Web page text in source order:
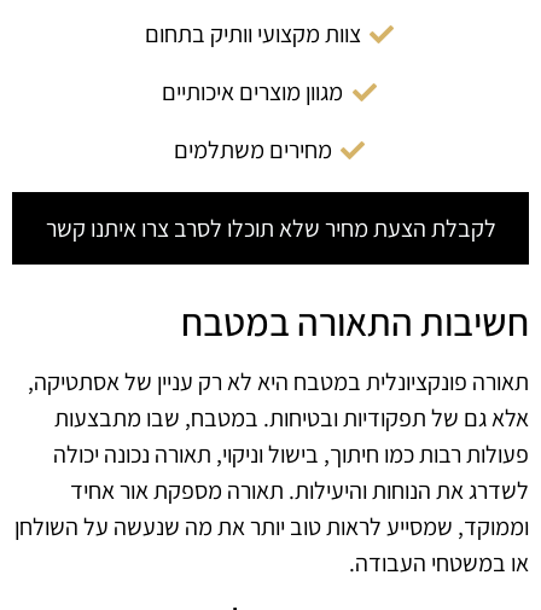
צוות מקצועי וותיק בתחום
מגוון מוצרים איכותיים
מחירים משתלמים
לקבלת הצעת מחיר שלא תוכלו לסרב צרו איתנו קשר
חשיבות התאורה במטבח
תאורה פונקציונלית במטבח היא לא רק עניין של אסתטיקה,
אלא גם של תפקודיות ובטיחות. במטבח, שבו מתבצעות
פעולות רבות כמו חיתוך, בישול וניקוי, תאורה נכונה יכולה
לשדרג את הנוחות והיעילות. תאורה מספקת אור אחיד
וממוקד, שמסייע לראות טוב יותר את מה שנעשה על השולחן
או במשטחי העבודה.